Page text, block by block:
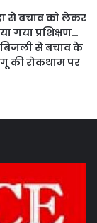
से बचाव को लेकर
गया प्रशिक्षण…
से बचाव के
की रोकथाम पर